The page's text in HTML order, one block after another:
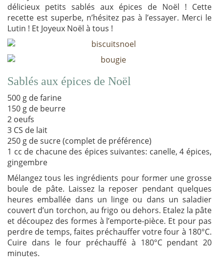
délicieux petits sablés aux épices de Noël ! Cette
recette est superbe, n’hésitez pas à l’essayer. Merci le
Lutin ! Et Joyeux Noël à tous !
Sablés aux épices de Noël
500 g de farine
150 g de beurre
2 oeufs
3 CS de lait
250 g de sucre (complet de préférence)
1 cc de chacune des épices suivantes: canelle, 4 épices,
gingembre
Mélangez tous les ingrédients pour former une grosse
boule de pâte. Laissez la reposer pendant quelques
heures emballée dans un linge ou dans un saladier
couvert d’un torchon, au frigo ou dehors. Etalez la pâte
et découpez des formes à l’emporte-pièce. Et pour pas
perdre de temps, faites préchauffer votre four à 180°C.
Cuire dans le four préchauffé à 180°C pendant 20
minutes.